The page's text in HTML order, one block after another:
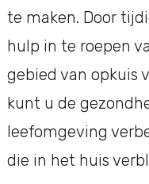
te maken. Door
hulp in te roepen
gebied van opkuis
kunt u de
leefomgeving
die in het huis